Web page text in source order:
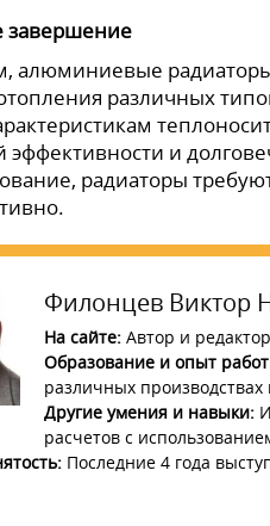
алюминиевые
различных
и
радиаторы
Филонцев Виктор
На сайте: Автор и
Образование и опыт
различных
Другие умения и навыки:
расчетов с
Последние 4 года